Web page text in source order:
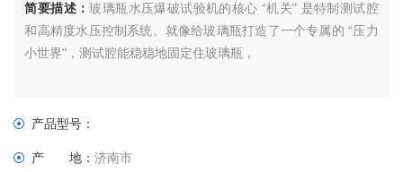
简要描述：玻璃瓶水压爆破试验机的核心 “机关" 是特制测试腔
和高精度水压控制系统。就像给玻璃瓶打造了一个专属的 “压力
小世界"，测试腔能稳稳地固定住玻璃瓶，
产品型号：
产 地：济南市